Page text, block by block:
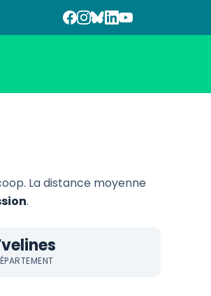
La distance moyenne
.